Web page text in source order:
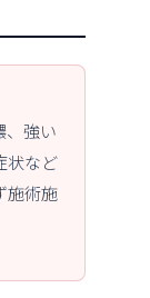
、強い
状など
施術施